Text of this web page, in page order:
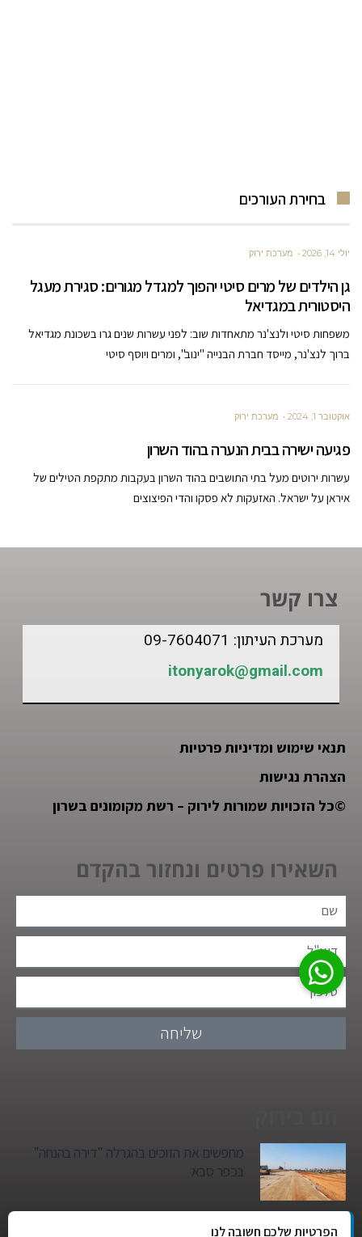
בחירת העורכים
יולי 14, 2026 מערכת ירוק
גן הילדים של מרים סיטי יהפוך למגדל מגורים: סגירת מעגל
היסטורית במגדיאל
משפחות סיטי ולנצ'נר מתאחדות שוב: לפני עשרות שנים גרו בשכונת מגדיאל
ברוך לנצ'נר, מייסד חברת הבנייה "ינוב", ומרים ויוסף סיטי
אוקטובר 1, 2024 מערכת ירוק
פגיעה ישירה בבית הנערה בהוד השרון
עשרות ירוטים מעל בתי התושבים בהוד השרון בעקבות מתקפת הטילים של
איראן על ישראל. האזעקות לא פסקו והדי הפיצוצים
צרו קשר
מערכת העיתון: 09-7604071
itonyarok@gmail.com
תנאי שימוש ומדיניות פרטיות
הצהרת נגישות
©כל הזכויות שמורות לירוק – רשת מקומונים בשרון
השאירו פרטים ונחזור בהקדם
שליחה
מחפשים את הזוכים בהגרלה "דירה בהנחה"
בכפר סבא
גן הילדים של מרים סיטי יהפוך למגדל מגורים:הפרטיות שלכם חשובה לנו